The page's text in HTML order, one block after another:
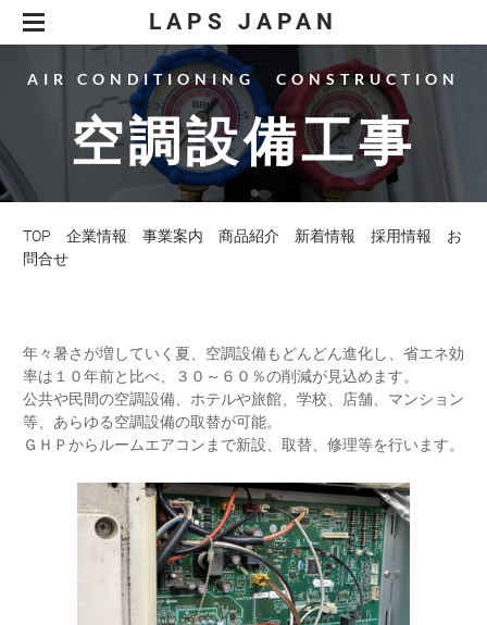
LAPS JAPAN
企業情報
事業案内
商品開発
LED照明事業
電気工事業
ＥＶ充電設備工事
太陽光発電工事
商品紹介
ダッシューズ 極
採用情報
製品
TOP 企業情報 事業案内 商品紹介 新着情報 採用情報
お
問合せ
年々暑さが増していく夏、空調設備もどんどん進化し、省エネ効
率は１０年前と比べ、３０～６０％の削減が見込めます。
公共や民間の空調設備、ホテルや旅館、学校、店舗、マンション
等、あらゆる空調設備の取替が可能。
ＧＨＰからルームエアコンまで新設、取替、修理等を行います。